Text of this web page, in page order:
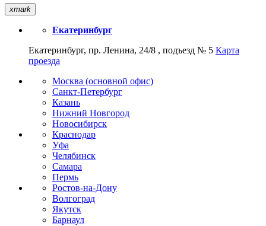
xmark
Екатеринбург
Екатеринбург, пр. Ленина, 24/8 , подъезд № 5 Карта
проезда
Москва (основной офис)
Санкт-Петербург
Казань
Нижний Новгород
Новосибирск
Краснодар
Уфа
Челябинск
Самара
Пермь
Ростов-на-Дону
Волгоград
Якутск
Барнаул